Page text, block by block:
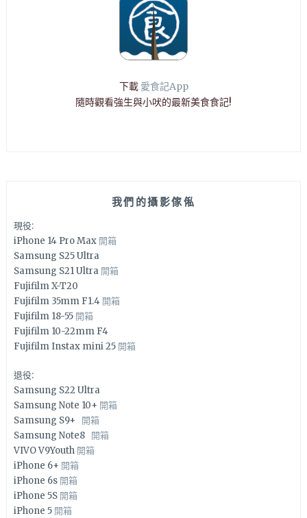
下載 愛食記App
隨時觀看強生與小吠的最新美食食記!
我們的攝影傢俬
現役:
iPhone 14 Pro Max 開箱
Samsung S25 Ultra
Samsung S21 Ultra 開箱
Fujifilm X-T20
Fujifilm 35mm F1.4 開箱
Fujifilm 18-55 開箱
Fujifilm 10-22mm F4
Fujifilm Instax mini 25 開箱
退役:
Samsung S22 Ultra
Samsung Note 10+ 開箱
Samsung S9+ 開箱
Samsung Note8 開箱
VIVO V9Youth 開箱
iPhone 6+ 開箱
iPhone 6s 開箱
iPhone 5S 開箱
iPhone 5 開箱